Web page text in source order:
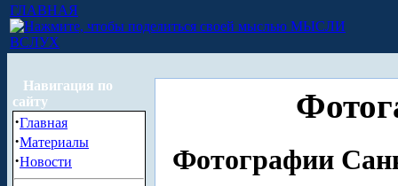
ГЛАВНАЯ
МЫСЛИ
ВСЛУХ
Навигация по
сайту
·Главная
·Материалы
·Новости Фотографии